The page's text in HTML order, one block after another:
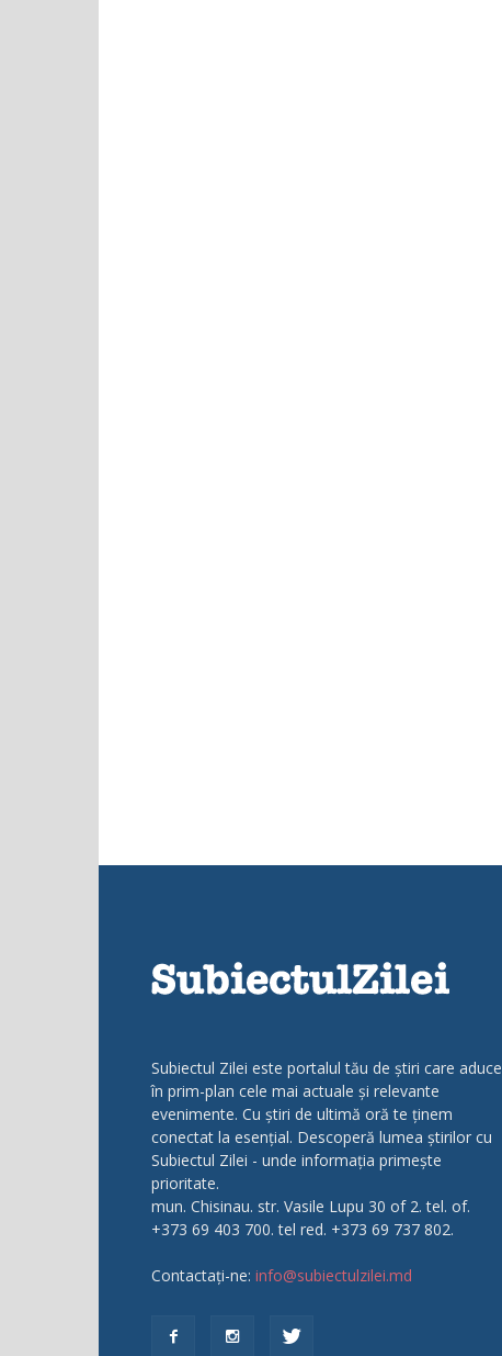
Subiectul Zilei este portalul tău de știri care aduce
în prim-plan cele mai actuale și relevante
evenimente. Cu știri de ultimă oră te ținem
conectat la esențial. Descoperă lumea știrilor cu
Subiectul Zilei - unde informația primește
prioritate.
mun. Chisinau. str. Vasile Lupu 30 of 2. tel. of.
+373 69 403 700. tel red. +373 69 737 802.
Contactați-ne: info@subiectulzilei.md